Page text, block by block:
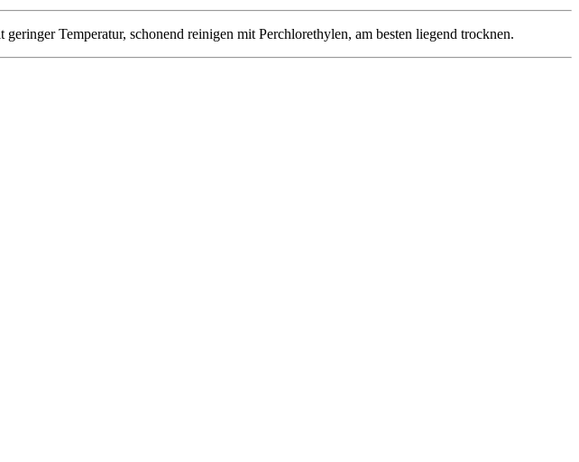
Temperatur, schonend reinigen mit Perchlorethylen, am besten liegend trocknen.